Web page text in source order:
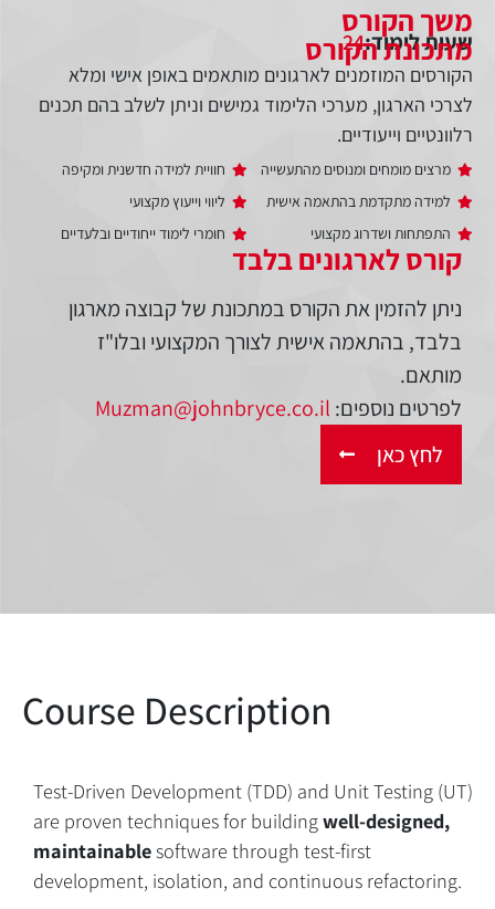
קורס לארגונים בלבד
ניתן להזמין את הקורס במתכונת של קבוצה מארגון
בלבד, בהתאמה אישית לצורך המקצועי ובלו"ז
מותאם.
לפרטים נוספים: Muzman@johnbryce.co.il
לחץ כאן
משך הקורס
שעות לימוד:24
מתכונת הקורס
הקורסים המוזמנים לארגונים מותאמים באופן אישי ומלא
לצרכי הארגון, מערכי הלימוד גמישים וניתן לשלב בהם תכנים
רלוונטיים וייעודיים.
מרצים מומחים ומנוסים מהתעשייה
למידה מתקדמת בהתאמה אישית
התפתחות ושדרוג מקצועי
חוויית למידה חדשנית ומקיפה
ליווי וייעוץ מקצועי
חומרי לימוד ייחודיים ובלעדיים
Test-Driven Development (TDD) and Unit Testing (UT)
are proven techniques for buildingwell-designed,
maintainablesoftware through test-first
development, isolation, and continuous refactoring.